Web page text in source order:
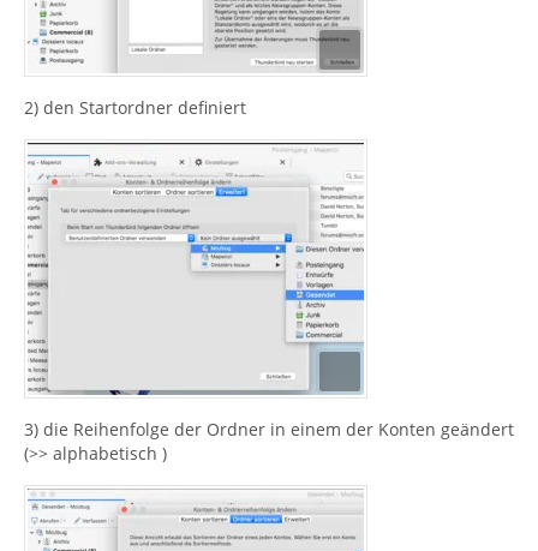
2) den Startordner definiert
3) die Reihenfolge der Ordner in einem der Konten geändert
(>> alphabetisch )